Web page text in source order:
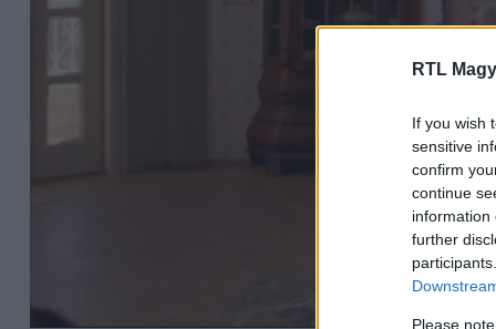
RTL
If you wish
sensitive
confirm
continue
information
further
Please